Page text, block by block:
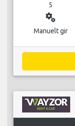
5
miscellaneous_services
Manuelt gir